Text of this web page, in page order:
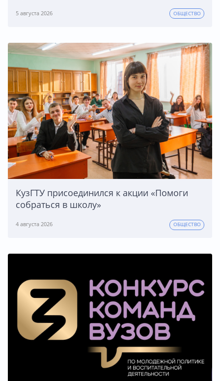
5 августа 2026 ОБЩЕСТВО
КузГТУ присоединился к акции «Помоги
собраться в школу»
4 августа 2026 ОБЩЕСТВО